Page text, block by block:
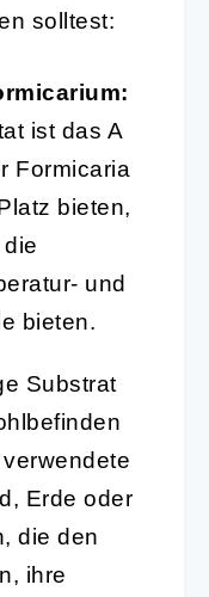
solltest:
ist das A
Formicaria
bieten,
und
bieten.
Substrat
Erde oder
die den
ihre